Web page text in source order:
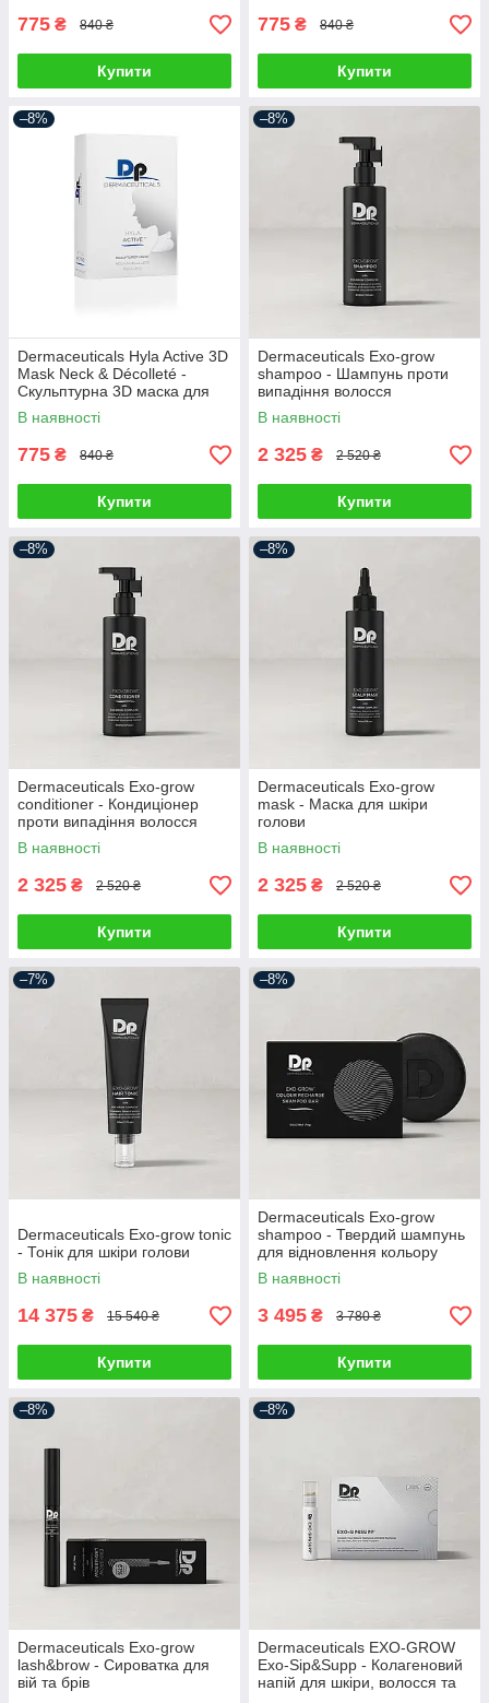
775 ₴ 840 ₴
Купити
775 ₴ 840 ₴
Купити
–8%
Dermaceuticals Hyla Active 3D
Mask Neck & Décolleté -
Скульптурна 3D маска для
шиї/декольте
В наявності
775 ₴ 840 ₴
Купити
–8%
Dermaceuticals Exo-grow
shampoo - Шампунь проти
випадіння волосся
В наявності
2 325 ₴ 2 520 ₴
Купити
–8%
Dermaceuticals Exo-grow
conditioner - Кондиціонер
проти випадіння волосся
В наявності
2 325 ₴ 2 520 ₴
Купити
–8%
Dermaceuticals Exo-grow
mask - Маска для шкіри
голови
В наявності
2 325 ₴ 2 520 ₴
Купити
–7%
Dermaceuticals Exo-grow tonic
- Тонік для шкіри голови
В наявності
14 375 ₴ 15 540 ₴
Купити
–8%
Dermaceuticals Exo-grow
shampoo - Твердий шампунь
для відновлення кольору
волосся
В наявності
3 495 ₴ 3 780 ₴
Купити
–8%
Dermaceuticals Exo-grow
lash&brow - Сироватка для
вій та брів
–8%
Dermaceuticals EXO-GROW
Exo-Sip&Supp - Колагеновий
напій для шкіри, волосся та